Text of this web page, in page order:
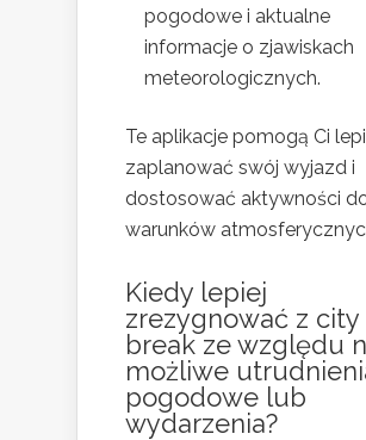
pogodowe i aktualne
informacje o zjawiskach
meteorologicznych.
Te aplikacje pomogą Ci
zaplanować swój wyjazd i
dostosować aktywności
warunków
Kiedy lepiej
zrezygnować z city
break ze względu
możliwe
pogodowe lub
wydarzenia?